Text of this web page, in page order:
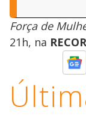
Força de
21h, na